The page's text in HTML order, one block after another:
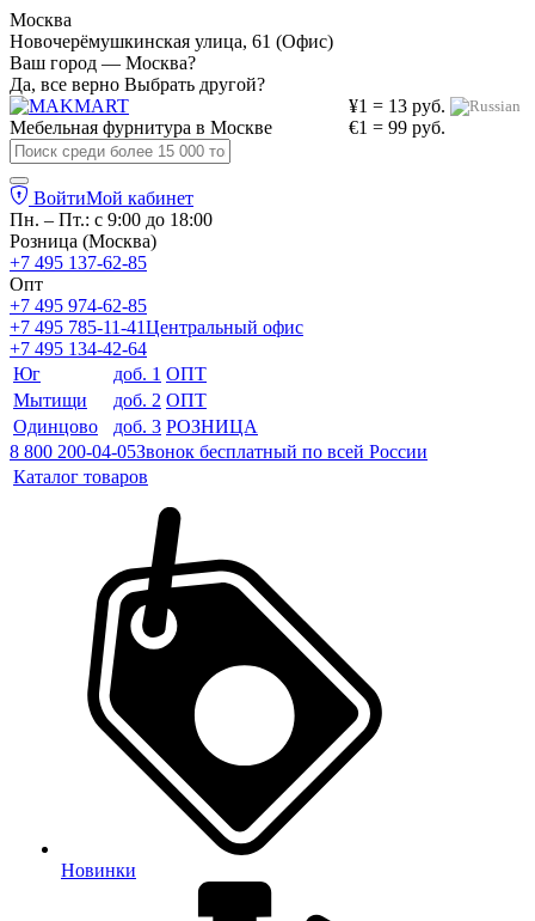
Москва
Новочерёмушкинская улица, 61 (Офис)
Ваш город — Москва?
Да, все верно Выбрать другой?
¥1 = 13 руб.
€1 = 99 руб.
Мебельная фурнитура в Москве
ВойтиМой кабинет
Пн. – Пт.: с 9:00 до 18:00
Розница (Москва)
+7 495 137-62-85
Опт
+7 495 974-62-85
+7 495 785-11-41Центральный офис
+7 495 134-42-64
Юг
доб. 1 ОПТ
Мытищи
доб. 2 ОПТ
Одинцово
доб. 3 РОЗНИЦА
8 800 200-04-05Звонок бесплатный по всей России
Каталог товаров
Новинки